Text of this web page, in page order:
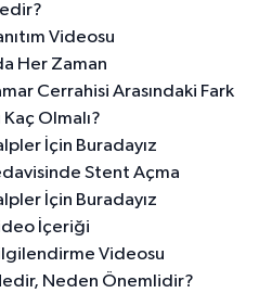
Videosu
Her Zaman
Cerrahisi Arasındaki Fark
Olmalı?
İçin Buradayız
Stent Açma
İçin Buradayız
İçeriği
Videosu
Neden Önemlidir?